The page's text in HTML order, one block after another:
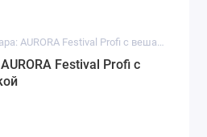
Festival Profi с